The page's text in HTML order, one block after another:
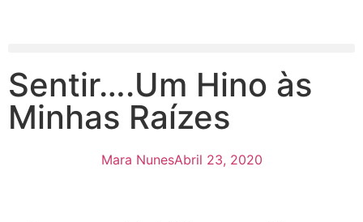
Sentir….Um Hino às
Minhas Raízes
Mara NunesAbril 23, 2020